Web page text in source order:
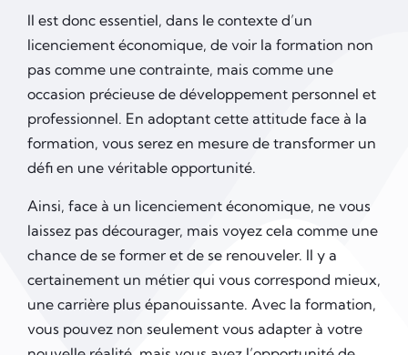
Il est donc essentiel, dans le contexte d’un
licenciement économique, de voir la formation non
pas comme une contrainte, mais comme une
occasion précieuse de développement personnel et
professionnel. En adoptant cette attitude face à la
formation, vous serez en mesure de transformer un
défi en une véritable opportunité.
Ainsi, face à un licenciement économique, ne vous
laissez pas décourager, mais voyez cela comme une
chance de se former et de se renouveler. Il y a
certainement un métier qui vous correspond mieux,
une carrière plus épanouissante. Avec la formation,
vous pouvez non seulement vous adapter à votre